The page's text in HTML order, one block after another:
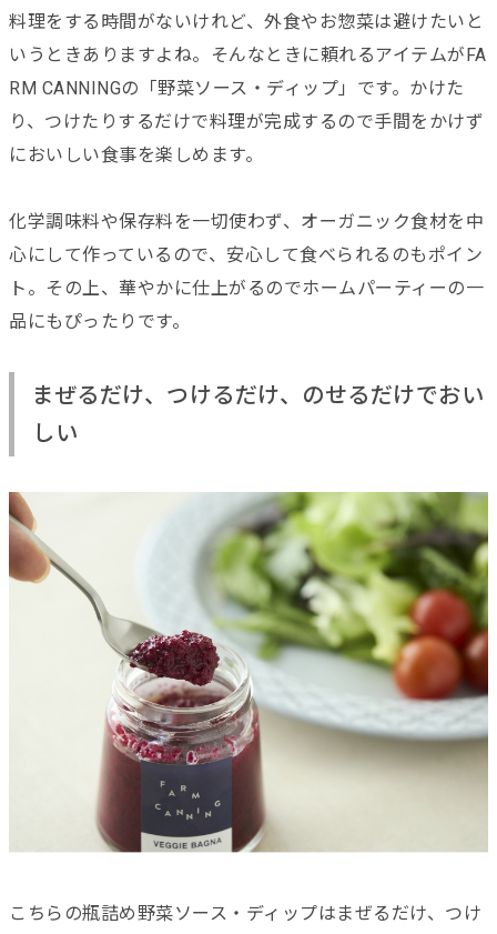
料理をする時間がないけれど、外食やお惣菜は避けたいと
いうときありますよね。そんなときに頼れるアイテムがFA
RM CANNINGの「野菜ソース・ディップ」です。かけた
り、つけたりするだけで料理が完成するので手間をかけず
においしい食事を楽しめます。
化学調味料や保存料を一切使わず、オーガニック食材を中
心にして作っているので、安心して食べられるのもポイン
ト。その上、華やかに仕上がるのでホームパーティーの一
品にもぴったりです。
まぜるだけ、つけるだけ、のせるだけでおい
しい
こちらの瓶詰め野菜ソース・ディップはまぜるだけ、つけ